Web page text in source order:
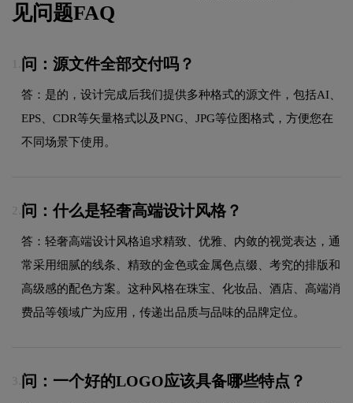
见问题FAQ
问：源文件全部交付吗？
答：是的，设计完成后我们提供多种格式的源文件，包括AI、
EPS、CDR等矢量格式以及PNG、JPG等位图格式，方便您在
不同场景下使用。
2. 问：什么是轻奢高端设计风格？
答：轻奢高端设计风格追求精致、优雅、内敛的视觉表达，通
常采用细腻的线条、精致的金色或金属色点缀、考究的排版和
高级感的配色方案。这种风格在珠宝、化妆品、酒店、高端消
费品等领域广为应用，传递出品质与品味的品牌定位。
3. 问：一个好的LOGO应该具备哪些特点？